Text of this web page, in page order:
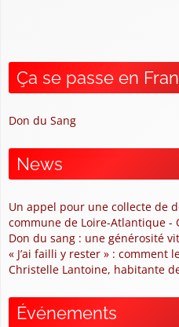
Ça se passe en
Don du Sang
News
Un appel pour une collecte de
commune de Loire-Atlantique -
Don du sang : une générosité
« J’ai failli y rester » : comment
Christelle Lantoine, habitante
Événements